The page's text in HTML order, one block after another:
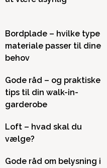
Bordplade – hvilke type
materiale passer til dine
behov
Gode råd – og praktiske
tips til din walk-in-
garderobe
Loft – hvad skal du
vælge?
Gode råd om belysning i